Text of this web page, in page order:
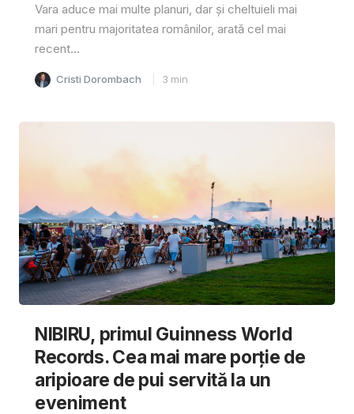
Vara aduce mai multe planuri, dar și cheltuieli mai
mari pentru majoritatea românilor, arată cel mai
recent...
Cristi Dorombach 3 min
NIBIRU, primul Guinness World
Records. Cea mai mare porție de
aripioare de pui servită la un
eveniment